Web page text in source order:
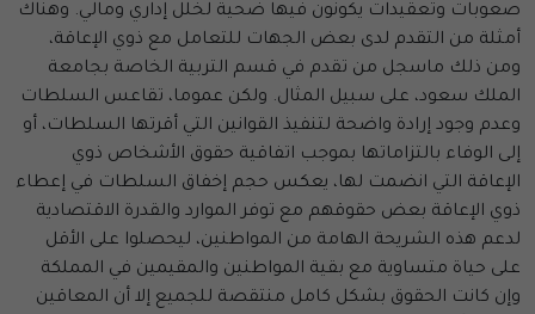
صعوبات وتعقيدات يكونون فيها ضحية لخلل إداري ومالي. وهناك
أمثلة من التقدم لدى بعض الجهات للتعامل مع ذوي الإعاقة،
ومن ذلك ماسجل من تقدم في قسم التربية الخاصة بجامعة
الملك سعود، على سبيل المثال. ولكن عموما، تقاعس السلطات
وعدم وجود إرادة واضحة لتنفيذ القوانين التي أقرتها السلطات، أو
إلى الوفاء بالتزاماتها بموجب اتفاقية حقوق الأشخاص ذوي
الإعاقة التي انضمت لها، يعكس حجم إخفاق السلطات في إعطاء
ذوي الإعاقة بعض حقوقهم مع توفر الموارد والقدرة الاقتصادية
لدعم هذه الشريحة الهامة من المواطنين، ليحصلوا على الأقل
على حياة متساوية مع بقية المواطنين والمقيمين في المملكة
وإن كانت الحقوق بشكل كامل منتقصة للجميع إلا أن المعاقين